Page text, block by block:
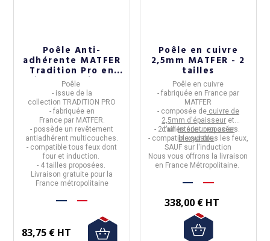
Poêle Anti-
adhérente MATFER
Tradition Pro en
inox - 4 tailles
Poêle
- issue de la
collection TRADITION PRO
- fabriquée en
France par MATFER.
- possède un revêtement
antiadhérent multicouches.
- compatible tous feux dont
four et induction.
- 4 tailles proposées.
Livraison gratuite pour la
France métropolitaine
83,75 € HT
Poêle en cuivre
2,5mm MATFER - 2
tailles
Poêle en cuivre
- fabriquée en France par
MATFER
- composée decuivre de
2,5mm d'épaisseur et
d'unintérieur en acier
inoxydable.
- 2 tailles sont proposées.
- compatible sur tous les feux,
SAUF sur l'induction
Nous vous offrons la livraison
en France Métropolitaine.
338,00 € HT